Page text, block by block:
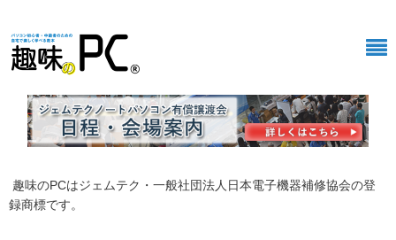
趣味のPCはジェムテク・一般社団法人日本電子機器補修協会の登
録商標です。